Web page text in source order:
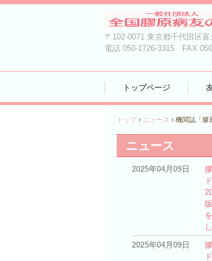
〒102-0071 東京都千代田区
電話 050-1726-3315 FAX
トップページ
トップ › ニュース › 機関誌「膠
ニュース
2025年04月09日
2025年04月09日